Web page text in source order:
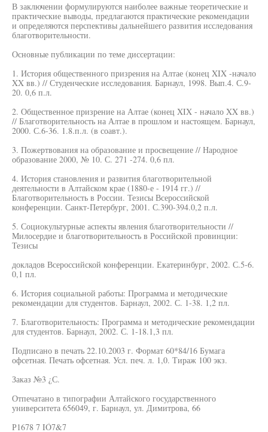
В заключении формулируются наиболее важные теоретические и
практические выводы, предлагаются практические рекомендации
и определяются перспективы дальнейшего развития исследования
благотворительности.
Основные публикации по теме диссертации:
1. История общественного призрения на Алтае (конец XIX -начало
XX вв.) // Студенческие исследования. Барнаул, 1998. Вып.4. С.9-
20. 0,6 п.л.
2. Общественное призрение на Алтае (конец XIX - начало XX вв.)
// Благотворительность на Алтае в прошлом и настоящем. Барнаул,
2000. С.6-36. 1.8.п.л. (в соавт.).
3. Пожертвования на образование и просвещение // Народное
образование 2000, № 10. С. 271 -274. 0,6 пл.
4. История становления и развития благотворительной
деятельности в Алтайском крае (1880-е - 1914 гг.) //
Благотворительность в России. Тезисы Всероссийской
конференции. Санкт-Петербург, 2001. С.390-394.0,2 п.л.
5. Социокультурные аспекты явления благотворительности //
Милосердие и благотворительность в Российской провинции:
Тезисы
докладов Всероссийской конференции. Екатеринбург, 2002. С.5-6.
0,1 пл.
6. История социальной работы: Программа и методические
рекомендации для студентов. Барнаул, 2002. С. 1-38. 1,2 пл.
7. Благотворительность: Программа и методические рекомендации
для студентов. Барнаул, 2002. С. 1-18.1,3 пл.
Подписано в печать 22.10.2003 г. Формат 60*84/16 Бумага
офсетная. Печать офсетная. Усл. печ. л. 1,0. Тираж 100 экз.
Заказ №3 ¿С.
Отпечатано в типографии Алтайского государственного
университета 656049, г. Барнаул, ул. Димитрова, 66
Р1678 7 IÓ7&7